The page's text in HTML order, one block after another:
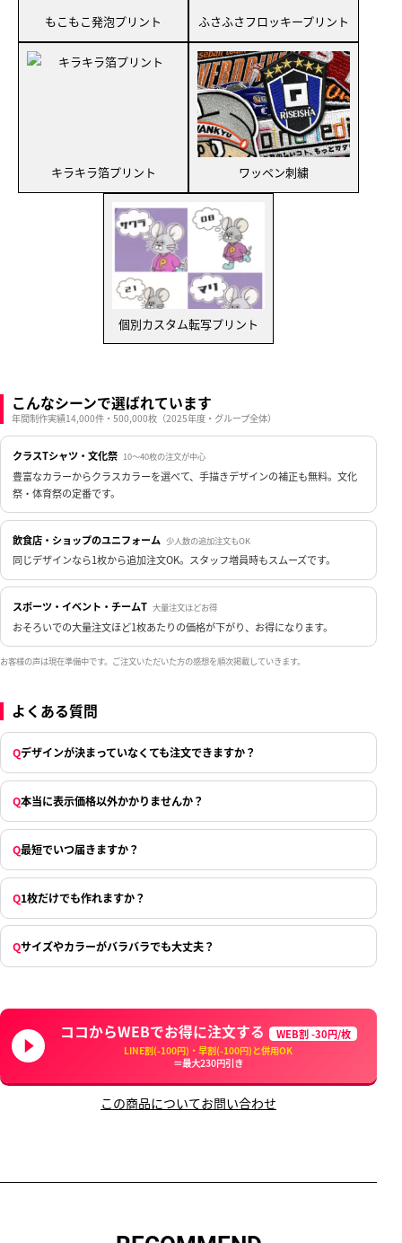
もこもこ発泡プリント ふさふさフロッキープリント
キラキラ箔プリント ワッペン刺繍
個別カスタム転写プリント
こんなシーンで選ばれています
年間制作実績14,000件・500,000枚（2025年度・グループ全体）
クラスTシャツ・文化祭 10〜40枚の注文が中心
豊富なカラーからクラスカラーを選べて、手描きデザインの補正も無料。文化
祭・体育祭の定番です。
飲食店・ショップのユニフォーム 少人数の追加注文もOK
同じデザインなら1枚から追加注文OK。スタッフ増員時もスムーズです。
スポーツ・イベント・チームT 大量注文ほどお得
おそろいでの大量注文ほど1枚あたりの価格が下がり、お得になります。
お客様の声は現在準備中です。ご注文いただいた方の感想を順次掲載していきます。
よくある質問
Qデザインが決まっていなくても注文できますか？
Q本当に表示価格以外かかりませんか？
Q最短でいつ届きますか？
Q1枚だけでも作れますか？
Qサイズやカラーがバラバラでも大丈夫？
ココからWEBでお得に注文する WEB割 -30円/枚
LINE割(-100円)・早割(-100円)と併用OK
＝最大230円引き
この商品についてお問い合わせ